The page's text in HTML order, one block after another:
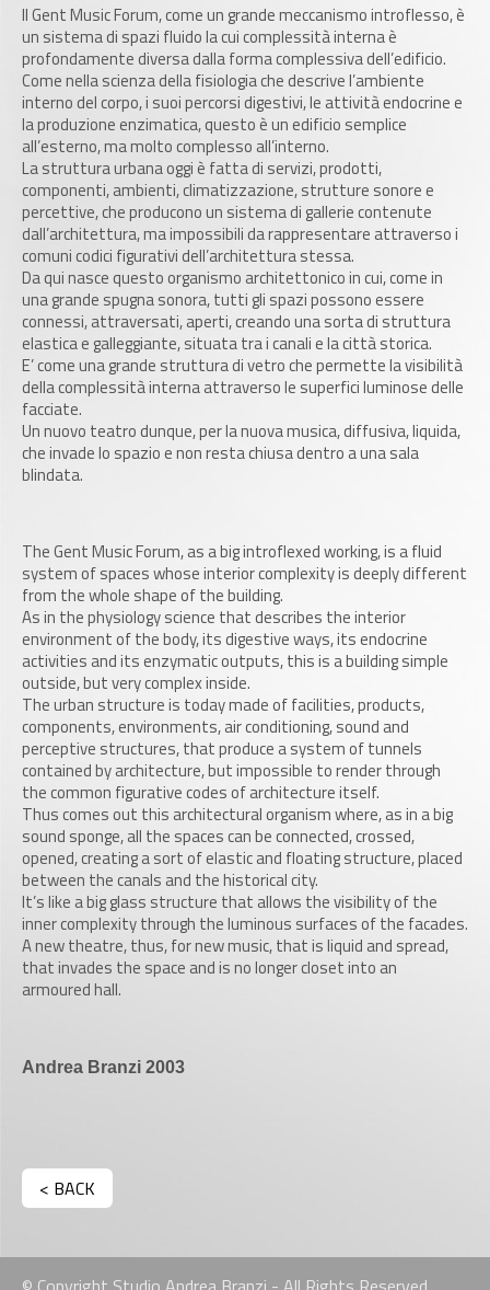
Il Gent Music Forum, come un grande meccanismo introflesso, è
un sistema di spazi fluido la cui complessità interna è
profondamente diversa dalla forma complessiva dell’edificio.
Come nella scienza della fisiologia che descrive l’ambiente
interno del corpo, i suoi percorsi digestivi, le attività endocrine e
la produzione enzimatica, questo è un edificio semplice
all’esterno, ma molto complesso all’interno.
La struttura urbana oggi è fatta di servizi, prodotti,
componenti, ambienti, climatizzazione, strutture sonore e
percettive, che producono un sistema di gallerie contenute
dall’architettura, ma impossibili da rappresentare attraverso i
comuni codici figurativi dell’architettura stessa.
Da qui nasce questo organismo architettonico in cui, come in
una grande spugna sonora, tutti gli spazi possono essere
connessi, attraversati, aperti, creando una sorta di struttura
elastica e galleggiante, situata tra i canali e la città storica.
E’ come una grande struttura di vetro che permette la visibilità
della complessità interna attraverso le superfici luminose delle
facciate.
Un nuovo teatro dunque, per la nuova musica, diffusiva, liquida,
che invade lo spazio e non resta chiusa dentro a una sala
blindata.
The Gent Music Forum, as a big introflexed working, is a fluid
system of spaces whose interior complexity is deeply different
from the whole shape of the building.
As in the physiology science that describes the interior
environment of the body, its digestive ways, its endocrine
activities and its enzymatic outputs, this is a building simple
outside, but very complex inside.
The urban structure is today made of facilities, products,
components, environments, air conditioning, sound and
perceptive structures, that produce a system of tunnels
contained by architecture, but impossible to render through
the common figurative codes of architecture itself.
Thus comes out this architectural organism where, as in a big
sound sponge, all the spaces can be connected, crossed,
opened, creating a sort of elastic and floating structure, placed
between the canals and the historical city.
It’s like a big glass structure that allows the visibility of the
inner complexity through the luminous surfaces of the facades.
A new theatre, thus, for new music, that is liquid and spread,
that invades the space and is no longer closet into an
armoured hall.
Andrea Branzi 2003
< BACK